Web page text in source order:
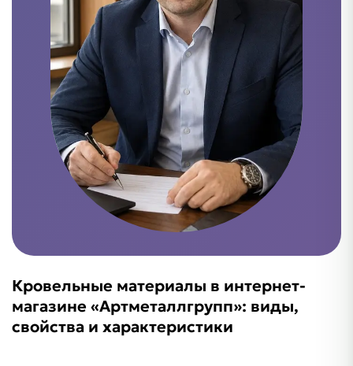
Кровельные материалы в интернет-
магазине «Артметаллгрупп»: виды,
свойства и характеристики